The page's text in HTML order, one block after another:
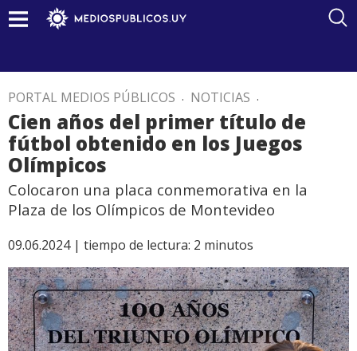
PORTAL MEDIOS PÚBLICOS . NOTICIAS .
Cien años del primer título de
fútbol obtenido en los Juegos
Olímpicos
Colocaron una placa conmemorativa en la
Plaza de los Olímpicos de Montevideo
09.06.2024 | tiempo de lectura: 2 minutos